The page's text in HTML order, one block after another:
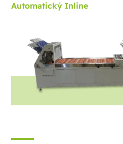
Automatický Inline